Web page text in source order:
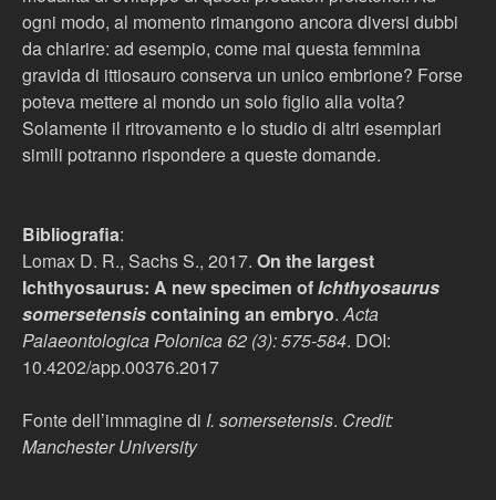
ogni modo, al momento rimangono ancora diversi dubbi
da chiarire: ad esempio, come mai questa femmina
gravida di ittiosauro conserva un unico embrione? Forse
poteva mettere al mondo un solo figlio alla volta?
Solamente il ritrovamento e lo studio di altri esemplari
simili potranno rispondere a queste domande.
Bibliografia:
Lomax D. R., Sachs S., 2017. On the largest
Ichthyosaurus: A new specimen ofIchthyosaurus
somersetensiscontaining an embryo.Acta
Palaeontologica Polonica 62 (3): 575-584. DOI:
10.4202/app.00376.2017
Fonte dell’immagine di I. somersetensis. Credit:
Manchester University